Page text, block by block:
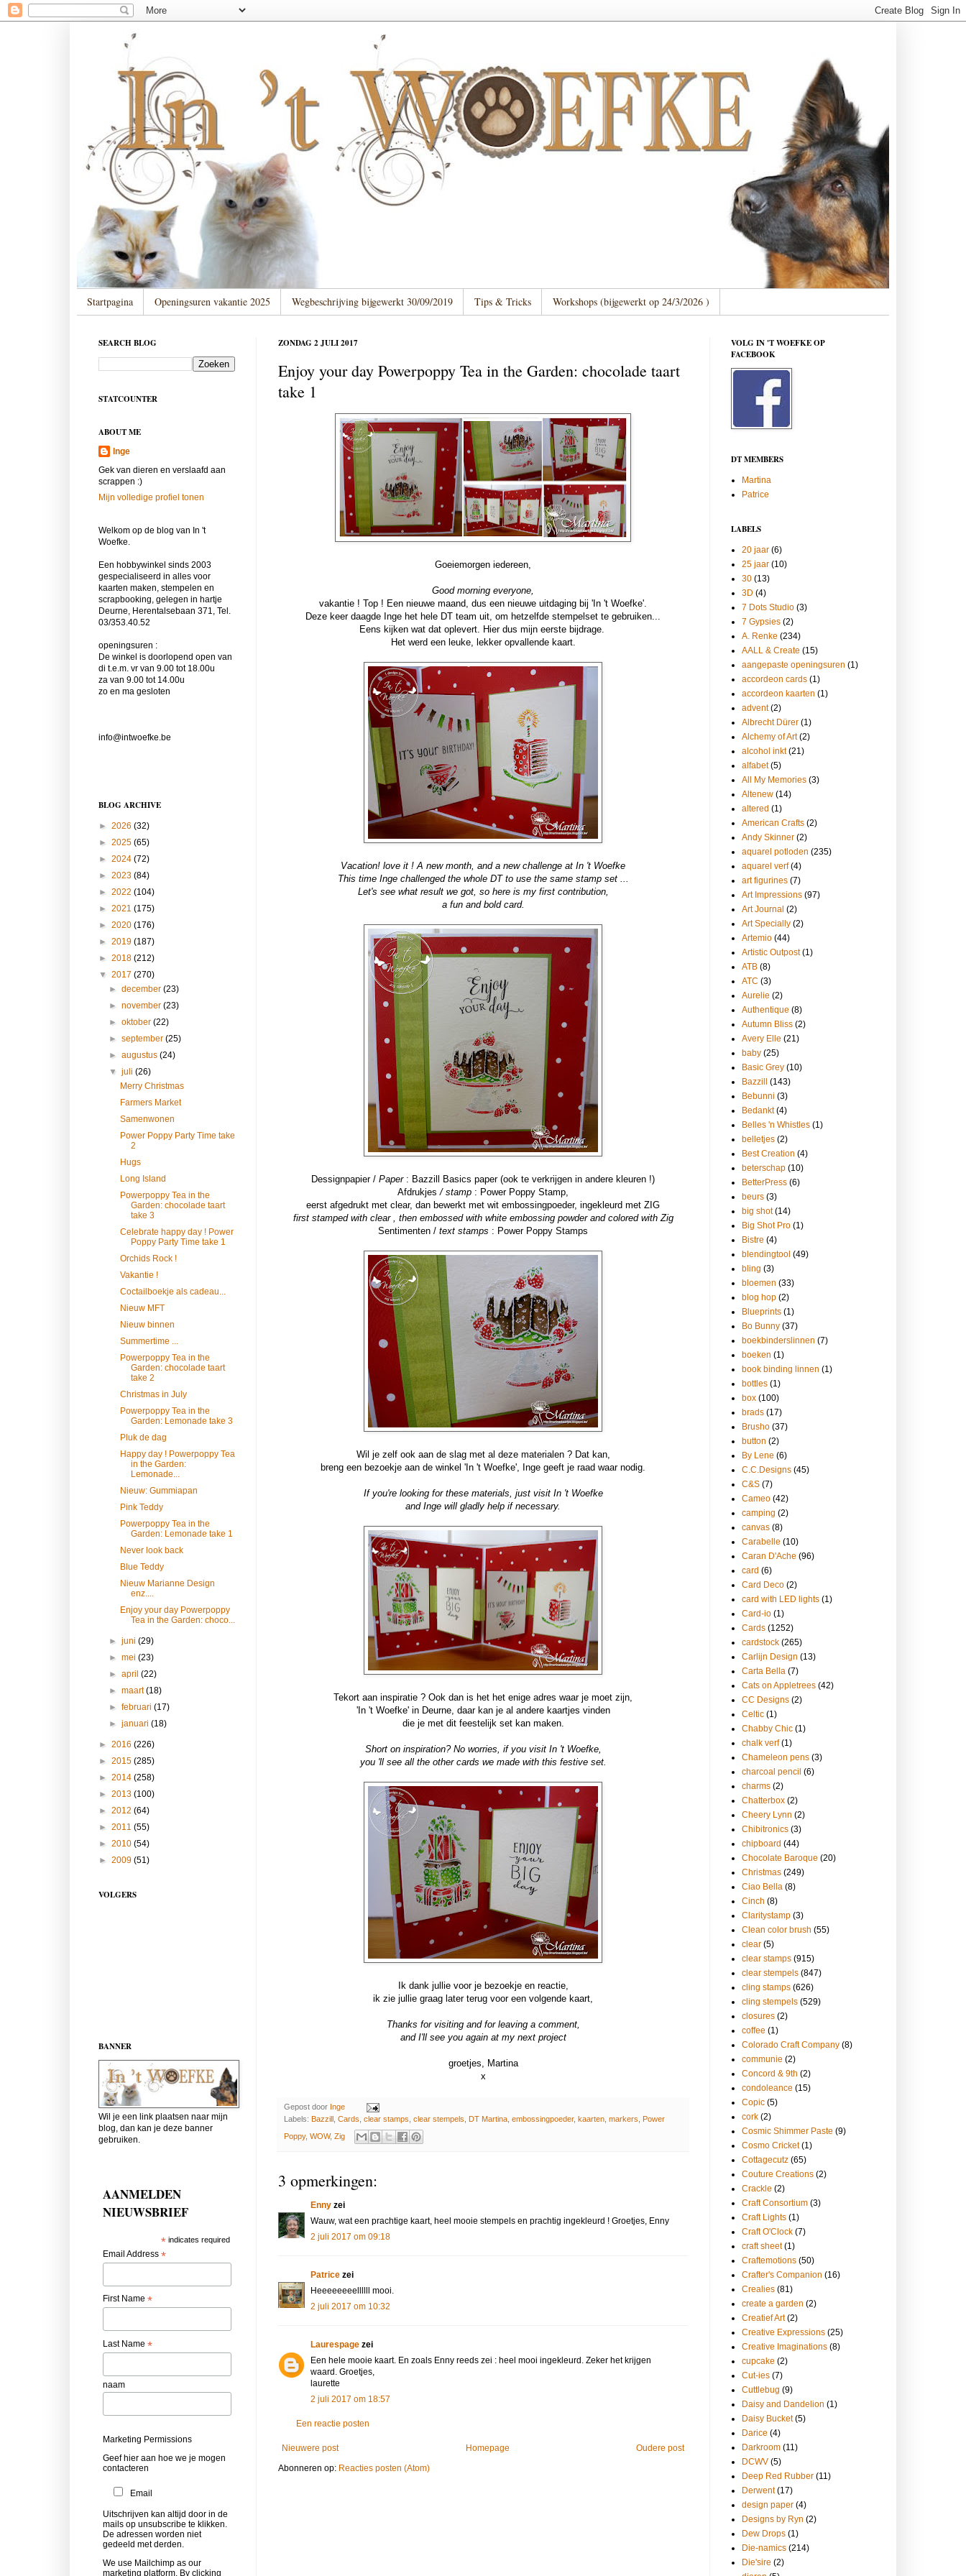
Startpagina Openingsuren vakantie 2025 Wegbeschrijving bijgewerkt 30/09/2019 Tips & Tricks Workshops (bijgewerkt op 24/3/2026 )
ZONDAG 2 JULI 2017
Enjoy your day Powerpoppy Tea in the Garden: chocolade taart
take 1
Goeiemorgen iedereen,
Good morning everyone,
vakantie ! Top ! Een nieuwe maand, dus een nieuwe uitdaging bij 'In 't Woefke'.
Deze keer daagde Inge het hele DT team uit, om hetzelfde stempelset te gebruiken...
Eens kijken wat dat oplevert. Hier dus mijn eerste bijdrage.
Het werd een leuke, lekker opvallende kaart.
Vacation! love it ! A new month, and a new challenge at In 't Woefke
This time Inge challenged the whole DT to use the same stamp set ...
Let's see what result we got, so here is my first contribution,
a fun and bold card.
Dessignpapier / Paper: Bazzill Basics paper (ook te verkrijgen in andere kleuren !)
Afdrukjes/ stamp : Power Poppy Stamp,
eerst afgedrukt met clear, dan bewerkt met wit embossingpoeder, ingekleurd met ZIG
first stamped with clear , then embossed with white embossing powder and colored with Zig
Sentimenten / text stamps : Power Poppy Stamps
Wil je zelf ook aan de slag met al deze materialen ? Dat kan,
breng een bezoekje aan de winkel 'In 't Woefke', Inge geeft je raad waar nodig.
If you're looking for these materials, just visit In 't Woefke
and Inge will gladly help if necessary.
Tekort aan inspiratie ? Ook dan is het het enige adres waar je moet zijn,
'In 't Woefke' in Deurne, daar kan je al andere kaartjes vinden
die je met dit feestelijk set kan maken.
Short on inspiration? No worries, if you visit In 't Woefke,
you 'll see all the other cards we made with this festive set.
Ik dank jullie voor je bezoekje en reactie,
ik zie jullie graag later terug voor een volgende kaart,
Thanks for visiting and for leaving a comment,
and I'll see you again at my next project
groetjes, Martina
x
Gepost door Inge
Labels: Bazzill , Cards, clear stamps, clear stempels, DT Martina, embossingpoeder, kaarten, markers, Power
Poppy, WOW, Zig
3 opmerkingen:
Enny zei
Wauw, wat een prachtige kaart, heel mooie stempels en prachtig ingekleurd ! Groetjes, Enny
2 juli 2017 om 09:18
Patrice zei
Heeeeeeeellllll mooi.
2 juli 2017 om 10:32
Laurespage zei
Een hele mooie kaart. En zoals Enny reeds zei : heel mooi ingekleurd. Zeker het krijgen
waard. Groetjes,
laurette
2 juli 2017 om 18:57
Een reactie posten
Nieuwere post Oudere post
Homepage
Abonneren op: Reacties posten (Atom)
SEARCH BLOG
STATCOUNTER
ABOUT ME
Inge
Gek van dieren en verslaafd aan
scrappen :)
Mijn volledige profiel tonen
Welkom op de blog van In 't
Woefke.
Een hobbywinkel sinds 2003
gespecialiseerd in alles voor
kaarten maken, stempelen en
scrapbooking, gelegen in hartje
Deurne, Herentalsebaan 371, Tel.
03/353.40.52
openingsuren :
De winkel is doorlopend open van
di t.e.m. vr van 9.00 tot 18.00u
za van 9.00 tot 14.00u
zo en ma gesloten
info@intwoefke.be
BLOG ARCHIVE
► 2026 (32)
► 2025 (65)
► 2024 (72)
► 2023 (84)
► 2022 (104)
► 2021 (175)
► 2020 (176)
► 2019 (187)
► 2018 (212)
▼ 2017 (270)
►december(23)
►november(23)
►oktober(22)
►september(25)
►augustus(24)
▼juli(26)
Merry Christmas
Farmers Market
Samenwonen
Power Poppy Party Time take
2
Hugs
Long Island
Powerpoppy Tea in the
Garden: chocolade taart
take 3
Celebrate happy day ! Power
Poppy Party Time take 1
Orchids Rock !
Vakantie !
Coctailboekje als cadeau...
Nieuw MFT
Nieuw binnen
Summertime ...
Powerpoppy Tea in the
Garden: chocolade taart
take 2
Christmas in July
Powerpoppy Tea in the
Garden: Lemonade take 3
Pluk de dag
Happy day ! Powerpoppy Tea
in the Garden:
Lemonade...
Nieuw: Gummiapan
Pink Teddy
Powerpoppy Tea in the
Garden: Lemonade take 1
Never look back
Blue Teddy
Nieuw Marianne Design
enz....
Enjoy your day Powerpoppy
Tea in the Garden: choco...
►juni(29)
►mei(23)
►april(22)
►maart(18)
►februari(17)
►januari(18)
► 2016 (226)
► 2015 (285)
► 2014 (258)
► 2013 (100)
► 2012 (64)
► 2011 (55)
► 2010 (54)
► 2009 (51)
VOLGERS
BANNER
Wil je een link plaatsen naar mijn
blog, dan kan je deze banner
gebruiken.
AANMELDEN
NIEUWSBRIEF
*indicates required
Email Address *
First Name *
Last Name *
naam
Marketing Permissions
Geef hier aan hoe we je mogen
contacteren
Email
Uitschrijven kan altijd door in de
mails op unsubscribe te klikken.
De adressen worden niet
gedeeld met derden.
We use Mailchimp as our
marketing platform. By clicking
VOLG IN 'T WOEFKE OP
FACEBOOK
DT MEMBERS
Martina
Patrice
LABELS
20 jaar (6)
25 jaar (10)
30 (13)
3D (4)
7 Dots Studio (3)
7 Gypsies (2)
A. Renke (234)
AALL & Create (15)
aangepaste openingsuren (1)
accordeon cards (1)
accordeon kaarten (1)
advent (2)
Albrecht Dürer (1)
Alchemy of Art (2)
alcohol inkt (21)
alfabet (5)
All My Memories (3)
Altenew (14)
altered (1)
American Crafts (2)
Andy Skinner (2)
aquarel potloden (235)
aquarel verf (4)
art figurines (7)
Art Impressions (97)
Art Journal (2)
Art Specially (2)
Artemio (44)
Artistic Outpost (1)
ATB (8)
ATC (3)
Aurelie (2)
Authentique (8)
Autumn Bliss (2)
Avery Elle (21)
baby (25)
Basic Grey (10)
Bazzill (143)
Bebunni (3)
Bedankt (4)
Belles 'n Whistles (1)
belletjes (2)
Best Creation (4)
beterschap (10)
BetterPress (6)
beurs (3)
big shot (14)
Big Shot Pro (1)
Bistre (4)
blendingtool (49)
bling (3)
bloemen (33)
blog hop (2)
Blueprints (1)
Bo Bunny (37)
boekbinderslinnen (7)
boeken (1)
book binding linnen (1)
bottles (1)
box (100)
brads (17)
Brusho (37)
button (2)
By Lene (6)
C.C.Designs (45)
C&S (7)
Cameo (42)
camping (2)
canvas (8)
Carabelle (10)
Caran D'Ache (96)
card (6)
Card Deco (2)
card with LED lights (1)
Card-io (1)
Cards (1252)
cardstock (265)
Carlijn Design (13)
Carta Bella (7)
Cats on Appletrees (42)
CC Designs (2)
Celtic (1)
Chabby Chic (1)
chalk verf (1)
Chameleon pens (3)
charcoal pencil (6)
charms (2)
Chatterbox (2)
Cheery Lynn (2)
Chibitronics (3)
chipboard (44)
Chocolate Baroque (20)
Christmas (249)
Ciao Bella (8)
Cinch (8)
Claritystamp (3)
Clean color brush (55)
clear (5)
clear stamps (915)
clear stempels (847)
cling stamps (626)
cling stempels (529)
closures (2)
coffee (1)
Colorado Craft Company (8)
communie (2)
Concord & 9th (2)
condoleance (15)
Copic (5)
cork (2)
Cosmic Shimmer Paste (9)
Cosmo Cricket (1)
Cottagecutz (65)
Couture Creations (2)
Crackle (2)
Craft Consortium (3)
Craft Lights (1)
Craft O'Clock (7)
craft sheet (1)
Craftemotions (50)
Crafter's Companion (16)
Crealies (81)
create a garden (2)
Creatief Art (2)
Creative Expressions (25)
Creative Imaginations (8)
cupcake (2)
Cut-ies (7)
Cuttlebug (9)
Daisy and Dandelion (1)
Daisy Bucket (5)
Darice (4)
Darkroom (11)
DCWV (5)
Deep Red Rubber (11)
Derwent (17)
design paper (4)
Designs by Ryn (2)
Dew Drops (1)
Die-namics (214)
Die'sire (2)